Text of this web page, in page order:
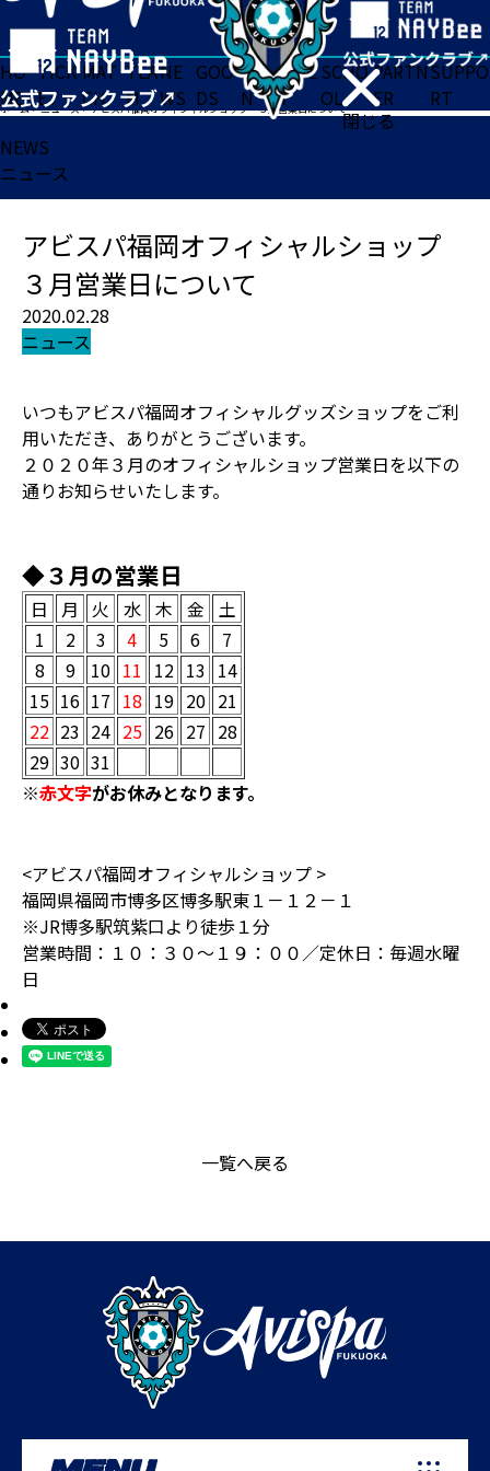
閉じる
HO
ME
TICK
ET
MAT
CH
TEA
M
NE
WS
GOO
DS
FA
N
ACADE
MY
SCHO
OL
PARTN
ER
SUPPO
RT
ホーム>ニュース>アビスパ福岡オフィシャルショップ ３月営業日について
NEWS
ニュース
アビスパ福岡オフィシャルショップ
３月営業日について
2020.02.28
ニュース
いつもアビスパ福岡オフィシャルグッズショップをご利
用いただき、ありがとうございます。
２０２０年３月のオフィシャルショップ営業日を以下の
通りお知らせいたします。
◆３月の営業日
日 月 火 水 木 金 土
1
2 3 4 5 6
7
8
9 10 11 12 13 14
15 16 17 18 19 20 21
22 23 24 25 26 27 28
29 30 31
※赤文字がお休みとなります。
<アビスパ福岡オフィシャルショップ >
福岡県福岡市博多区博多駅東１－１２－１
※JR博多駅筑紫口より徒歩１分
営業時間：１０：３０～１９：００／定休日：毎週水曜
日
一覧へ戻る